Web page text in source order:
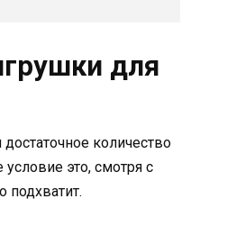
для
количество
это, смотря с
подхватит.